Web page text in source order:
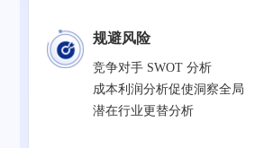
规避风险
竞争对手 SWOT 分析
成本利润分析促使洞察全局
潜在行业更替分析